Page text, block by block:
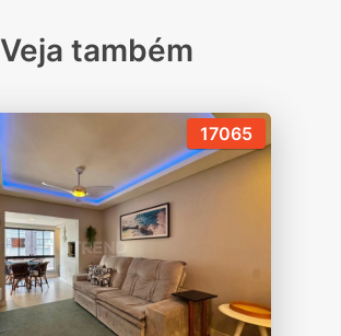
Veja também
17065